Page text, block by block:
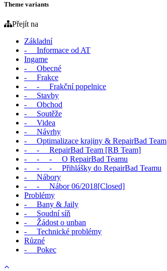
Theme variants
Přejít na
Základní
- Informace od AT
Ingame
- Obecné
- Frakce
- - Frakční popelnice
- Stavby
- Obchod
- Soutěže
- Videa
- Návrhy
- Optimalizace krajiny & RepairBad Team
- - RepairBad Team [RB Team]
- - - O RepairBad Teamu
- - - Přihlášky do RepairBad Teamu
- Nábory
- - Nábor 06/2018[Closed]
Problémy
- Bany & Jaily
- Soudní síň
- Žádost o unban
- Technické problémy
Různé
- Pokec